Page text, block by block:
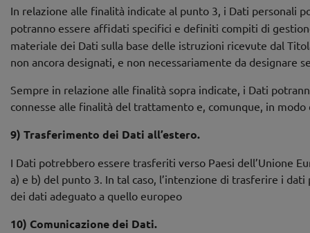
In relazione alle finalità indicate al punto 3, i Dati personali
potranno essere affidati specifici e definiti compiti di
materiale dei Dati sulla base delle istruzioni ricevute dal
non ancora designati, e non necessariamente da designare
Sempre in relazione alle finalità sopra indicate, i Dati
connesse alle finalità del trattamento e, comunque, in
9) Trasferimento dei Dati all’estero.
I Dati potrebbero essere trasferiti verso Paesi dell’Unione
a) e b) del punto 3. In tal caso, l’intenzione di trasferire i
dei dati adeguato a quello europeo
10) Comunicazione